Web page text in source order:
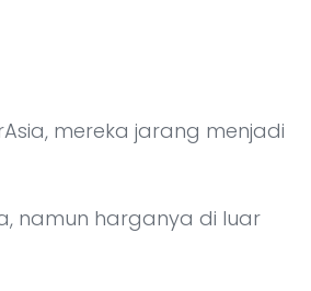
mereka jarang menjadi
namun harganya di luar